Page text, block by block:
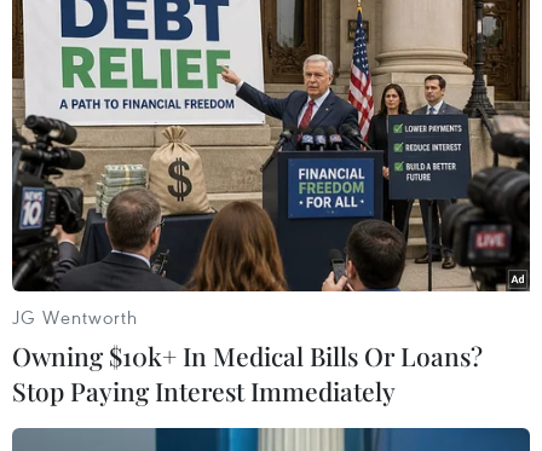
Thủ tướng Australia vận động các nhà lãnh đạo
thế giới trao thêm quyền hạn cho WHO tương tự
quyền hạn của các thanh sát viên vũ khí để đối
phó hiệu quả với các đại dịch mới trong tương lai.
JG Wentworth
Owning $10k+ In Medical Bills Or Loans?
Stop Paying Interest Immediately